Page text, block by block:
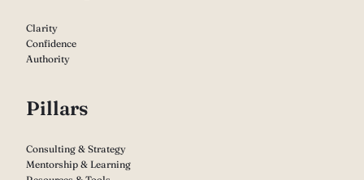
Clarity
Confidence
Authority
Pillars
Consulting & Strategy
Mentorship & Learning